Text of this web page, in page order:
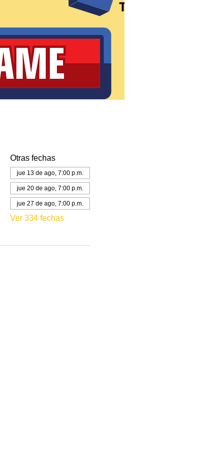
Otras fechas
jue 13 de ago, 7:00 p.m.
jue 20 de ago, 7:00 p.m.
jue 27 de ago, 7:00 p.m.
Ver 334 fechas